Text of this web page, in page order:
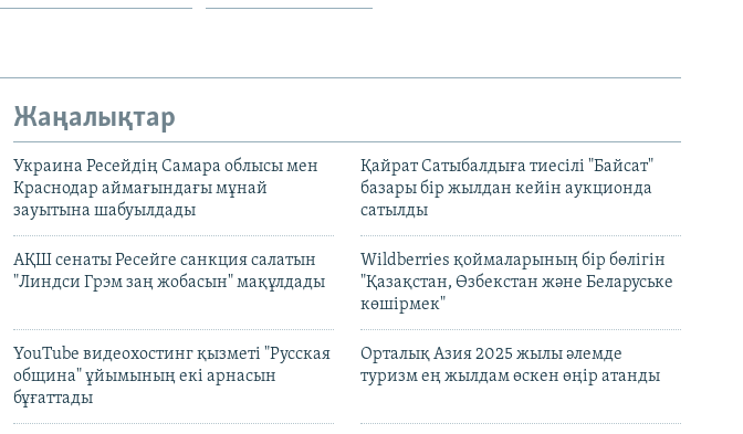
Жаңалықтар
Украина Ресейдің Самара облысы мен
Краснодар аймағындағы мұнай
зауытына шабуылдады
Қайрат Сатыбалдыға тиесілі "Байсат"
базары бір жылдан кейін аукционда
сатылды
АҚШ сенаты Ресейге санкция салатын
"Линдси Грэм заң жобасын" мақұлдады
Wildberries қоймаларының бір бөлігін
"Қазақстан, Өзбекстан және Беларуське
көшірмек"
YouTube видеохостинг қызметі "Русская
община" ұйымының екі арнасын
бұғаттады
Орталық Азия 2025 жылы әлемде
туризм ең жылдам өскен өңір атанды